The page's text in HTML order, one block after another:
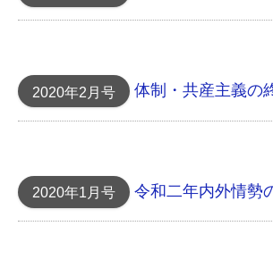
2020年2月号 体制・共産主義の
2020年1月号 令和二年内外情勢